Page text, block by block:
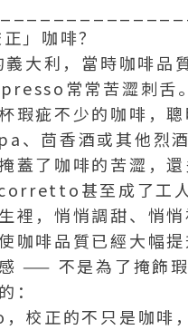
」咖啡？
大利，當時咖啡品
常常苦澀刺舌
瑕疵不少的咖啡，聰
、茴香酒或其他烈酒
蓋了咖啡的苦澀，
甚至成了工
裡，悄悄調甜、悄
咖啡品質已經大
—— 不是為了掩飾
：
校正的不只是咖啡